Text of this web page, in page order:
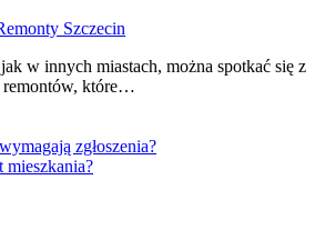
Szczecin
w innych miastach, można spotkać się z
remontów, które…
zgłoszenia?
mieszkania?